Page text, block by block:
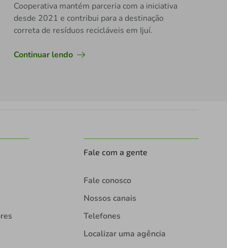
Cooperativa mantém parceria com a iniciativa
desde 2021 e contribui para a destinação
correta de resíduos recicláveis em Ijuí.
Continuar lendo
Fale com a gente
Fale conosco
Nossos canais
Telefones
Localizar uma agência